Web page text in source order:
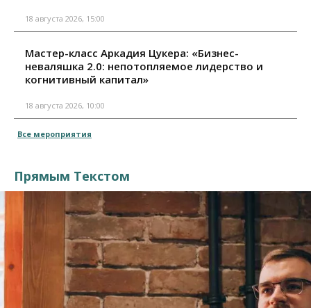
18 августа 2026, 15:00
Мастер-класс Аркадия Цукера: «Бизнес-
неваляшка 2.0: непотопляемое лидерство и
когнитивный капитал»
18 августа 2026, 10:00
Все мероприятия
Прямым Текстом